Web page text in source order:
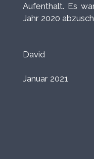
Aufenthalt. Es
Jahr 2020
David
Januar 2021